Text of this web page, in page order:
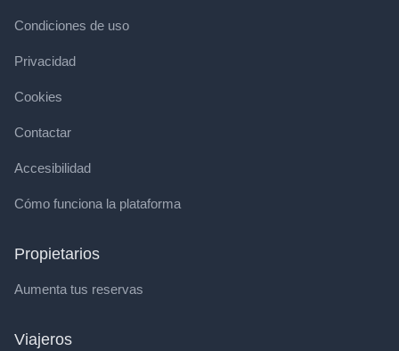
Condiciones de uso
Privacidad
Cookies
Contactar
Accesibilidad
Cómo funciona la plataforma
Propietarios
Aumenta tus reservas
Viajeros